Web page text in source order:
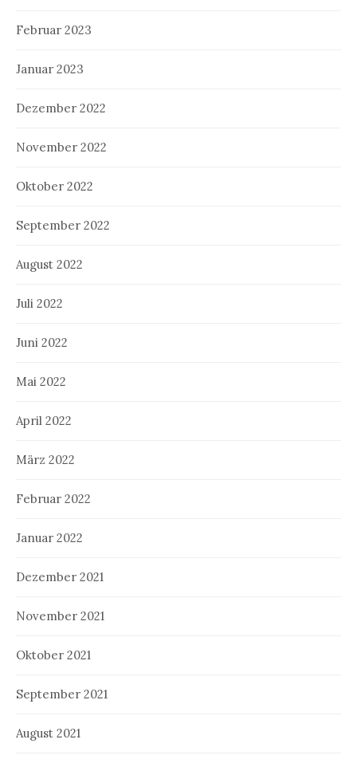
Februar 2023
Januar 2023
Dezember 2022
November 2022
Oktober 2022
September 2022
August 2022
Juli 2022
Juni 2022
Mai 2022
April 2022
März 2022
Februar 2022
Januar 2022
Dezember 2021
November 2021
Oktober 2021
September 2021
August 2021